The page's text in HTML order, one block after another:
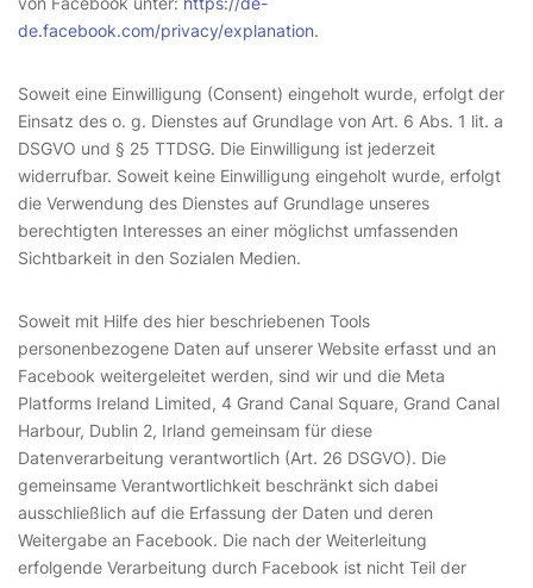
de.facebook.com/privacy/explanation.
Soweit eine Einwilligung (Consent) eingeholt wurde, erfolgt der
Einsatz des o. g. Dienstes auf Grundlage von Art. 6 Abs. 1 lit. a
DSGVO und § 25 TTDSG. Die Einwilligung ist jederzeit
widerrufbar. Soweit keine Einwilligung eingeholt wurde, erfolgt
die Verwendung des Dienstes auf Grundlage unseres
berechtigten Interesses an einer möglichst umfassenden
Sichtbarkeit in den Sozialen Medien.
Soweit mit Hilfe des hier beschriebenen Tools
personenbezogene Daten auf unserer Website erfasst und an
Facebook weitergeleitet werden, sind wir und die Meta
Platforms Ireland Limited, 4 Grand Canal Square, Grand Canal
Harbour, Dublin 2, Irland gemeinsam für diese
Datenverarbeitung verantwortlich (Art. 26 DSGVO). Die
gemeinsame Verantwortlichkeit beschränkt sich dabei
ausschließlich auf die Erfassung der Daten und deren
Weitergabe an Facebook. Die nach der Weiterleitung
erfolgende Verarbeitung durch Facebook ist nicht Teil der